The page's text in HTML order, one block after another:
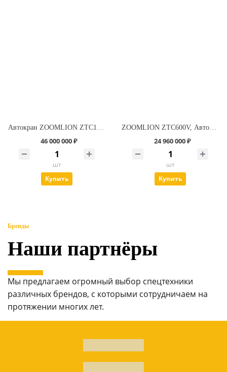
Автокран ZOOMLION ZTC1000V
46 000 000 ₽
шт
Купить
ZOOMLION ZTC600V, Автокран 60 т.
24 960 000 ₽
шт
Купить
Бренды
Наши партнёры
Мы предлагаем огромный выбор спецтехники
различных брендов, с которыми сотрудничаем на
протяжении многих лет.